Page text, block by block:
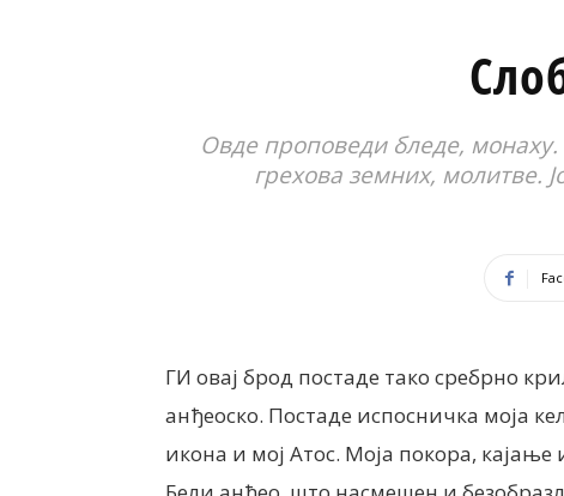
Овде проповеди бледе, монаху.
грехова земних, молитве.
ГИ овај брод постаде тако сребрно
анђеоско. Постаде испосничка моја
икона и мој Атос. Моја покора, кајање